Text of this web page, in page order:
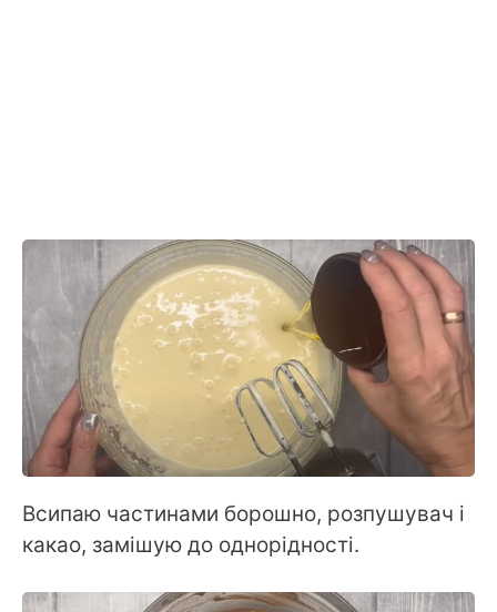
Всипаю частинами борошно, розпушувач і
какао, замішую до однорідності.